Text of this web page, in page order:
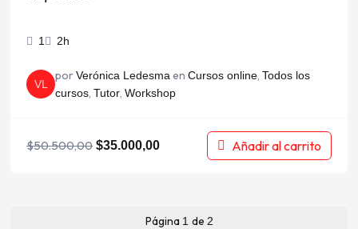
1 2h
VL
porVerónica Ledesma en Cursos online Todos los
cursos Tutor Workshop
$50.500,00 $35.000,00 Añadir al carrito
Página 1 de 2